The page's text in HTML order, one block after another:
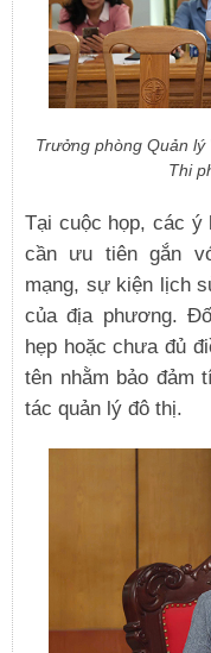
Trưởng phòng Quản
Thi
Tại cuộc họp, các ý
cần ưu tiên gắn
mạng, sự kiện lịch
của địa phương.
hẹp hoặc chưa đủ
tên nhằm bảo đảm
tác quản lý đô thị.